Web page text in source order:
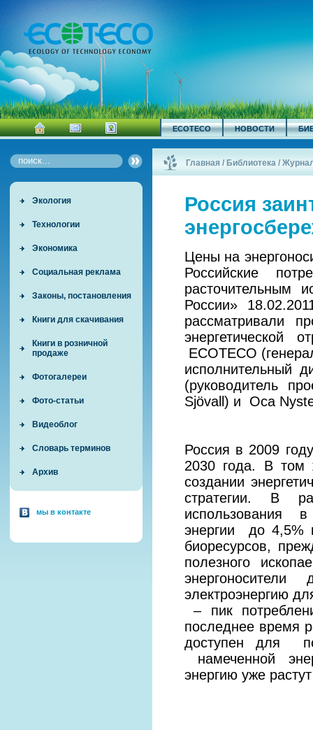
ECOTECO НОВОСТИ
Экология
Технологии
Экономика
Социальная реклама
Законы, постановления
Книги для скачивания
Книги в розничной
продаже
Фотогалереи
Фото-статьи
Видеоблог
Словарь терминов
Архив
мы в контакте
Главная / Библиотека /
Россия
Цены на
Российские
расточительным
России»
рассматривали
ECOTECO
исполнительный
(руководитель
Sjövall) и Оса
Россия в 2009
2030 года. В том
создании
стратегии. В
использования в
энергии до 4,5%
биоресурсов,
полезного
электроэнергию
– пик
последнее время
доступен для
намеченной
энергию уже